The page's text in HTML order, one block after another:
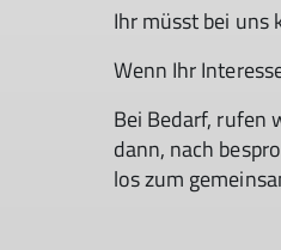
Ihr müsst bei uns
Wenn Ihr
Bei Bedarf, rufen
dann, nach
los zum